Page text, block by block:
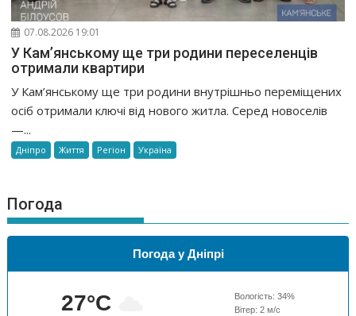
07.08.2026 19:01
У Кам’янському ще три родини переселенців
отримали квартири
У Кам’янському ще три родини внутрішньо переміщених
осіб отримали ключі від нового житла. Серед новоселів
—...
Дніпро Життя Регіон Україна
Погода
Погода у Дніпрі
27°C Вологість: 34%
Вітер: 2м/с